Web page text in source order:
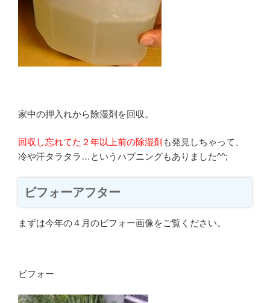
家中の押入れから除湿剤を回収。
回収し忘れてた２年以上前の除湿剤 も発見しちゃって、
冷や汗タラタラ…というハプニングもありました^^;
ビフォーアフター
まずは今年の４月のビフォー画像をご覧ください。
ビフォー